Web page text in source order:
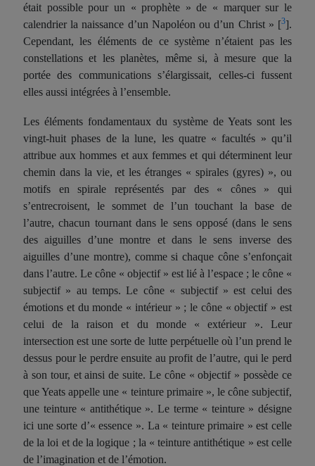
était possible pour un « prophète » de « marquer sur le
calendrier la naissance d’un Napoléon ou d’un Christ » [3].
Cependant, les éléments de ce système n’étaient pas les
constellations et les planètes, même si, à mesure que la
portée des communications s’élargissait, celles-ci fussent
elles aussi intégrées à l’ensemble.
Les éléments fondamentaux du système de Yeats sont les
vingt-huit phases de la lune, les quatre « facultés » qu’il
attribue aux hommes et aux femmes et qui déterminent leur
chemin dans la vie, et les étranges « spirales (gyres) », ou
motifs en spirale représentés par des « cônes » qui
s’entrecroisent, le sommet de l’un touchant la base de
l’autre, chacun tournant dans le sens opposé (dans le sens
des aiguilles d’une montre et dans le sens inverse des
aiguilles d’une montre), comme si chaque cône s’enfonçait
dans l’autre. Le cône « objectif » est lié à l’espace ; le cône «
subjectif » au temps. Le cône « subjectif » est celui des
émotions et du monde « intérieur » ; le cône « objectif » est
celui de la raison et du monde « extérieur ». Leur
intersection est une sorte de lutte perpétuelle où l’un prend le
dessus pour le perdre ensuite au profit de l’autre, qui le perd
à son tour, et ainsi de suite. Le cône « objectif » possède ce
que Yeats appelle une « teinture primaire », le cône subjectif,
une teinture « antithétique ». Le terme « teinture » désigne
ici une sorte d’« essence ». La « teinture primaire » est celle
de la loi et de la logique ; la « teinture antithétique » est celle
de l’imagination et de l’émotion.